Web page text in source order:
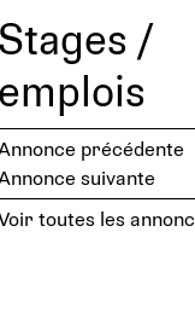
Stages /
emplois
précédente
suivante
toutes les